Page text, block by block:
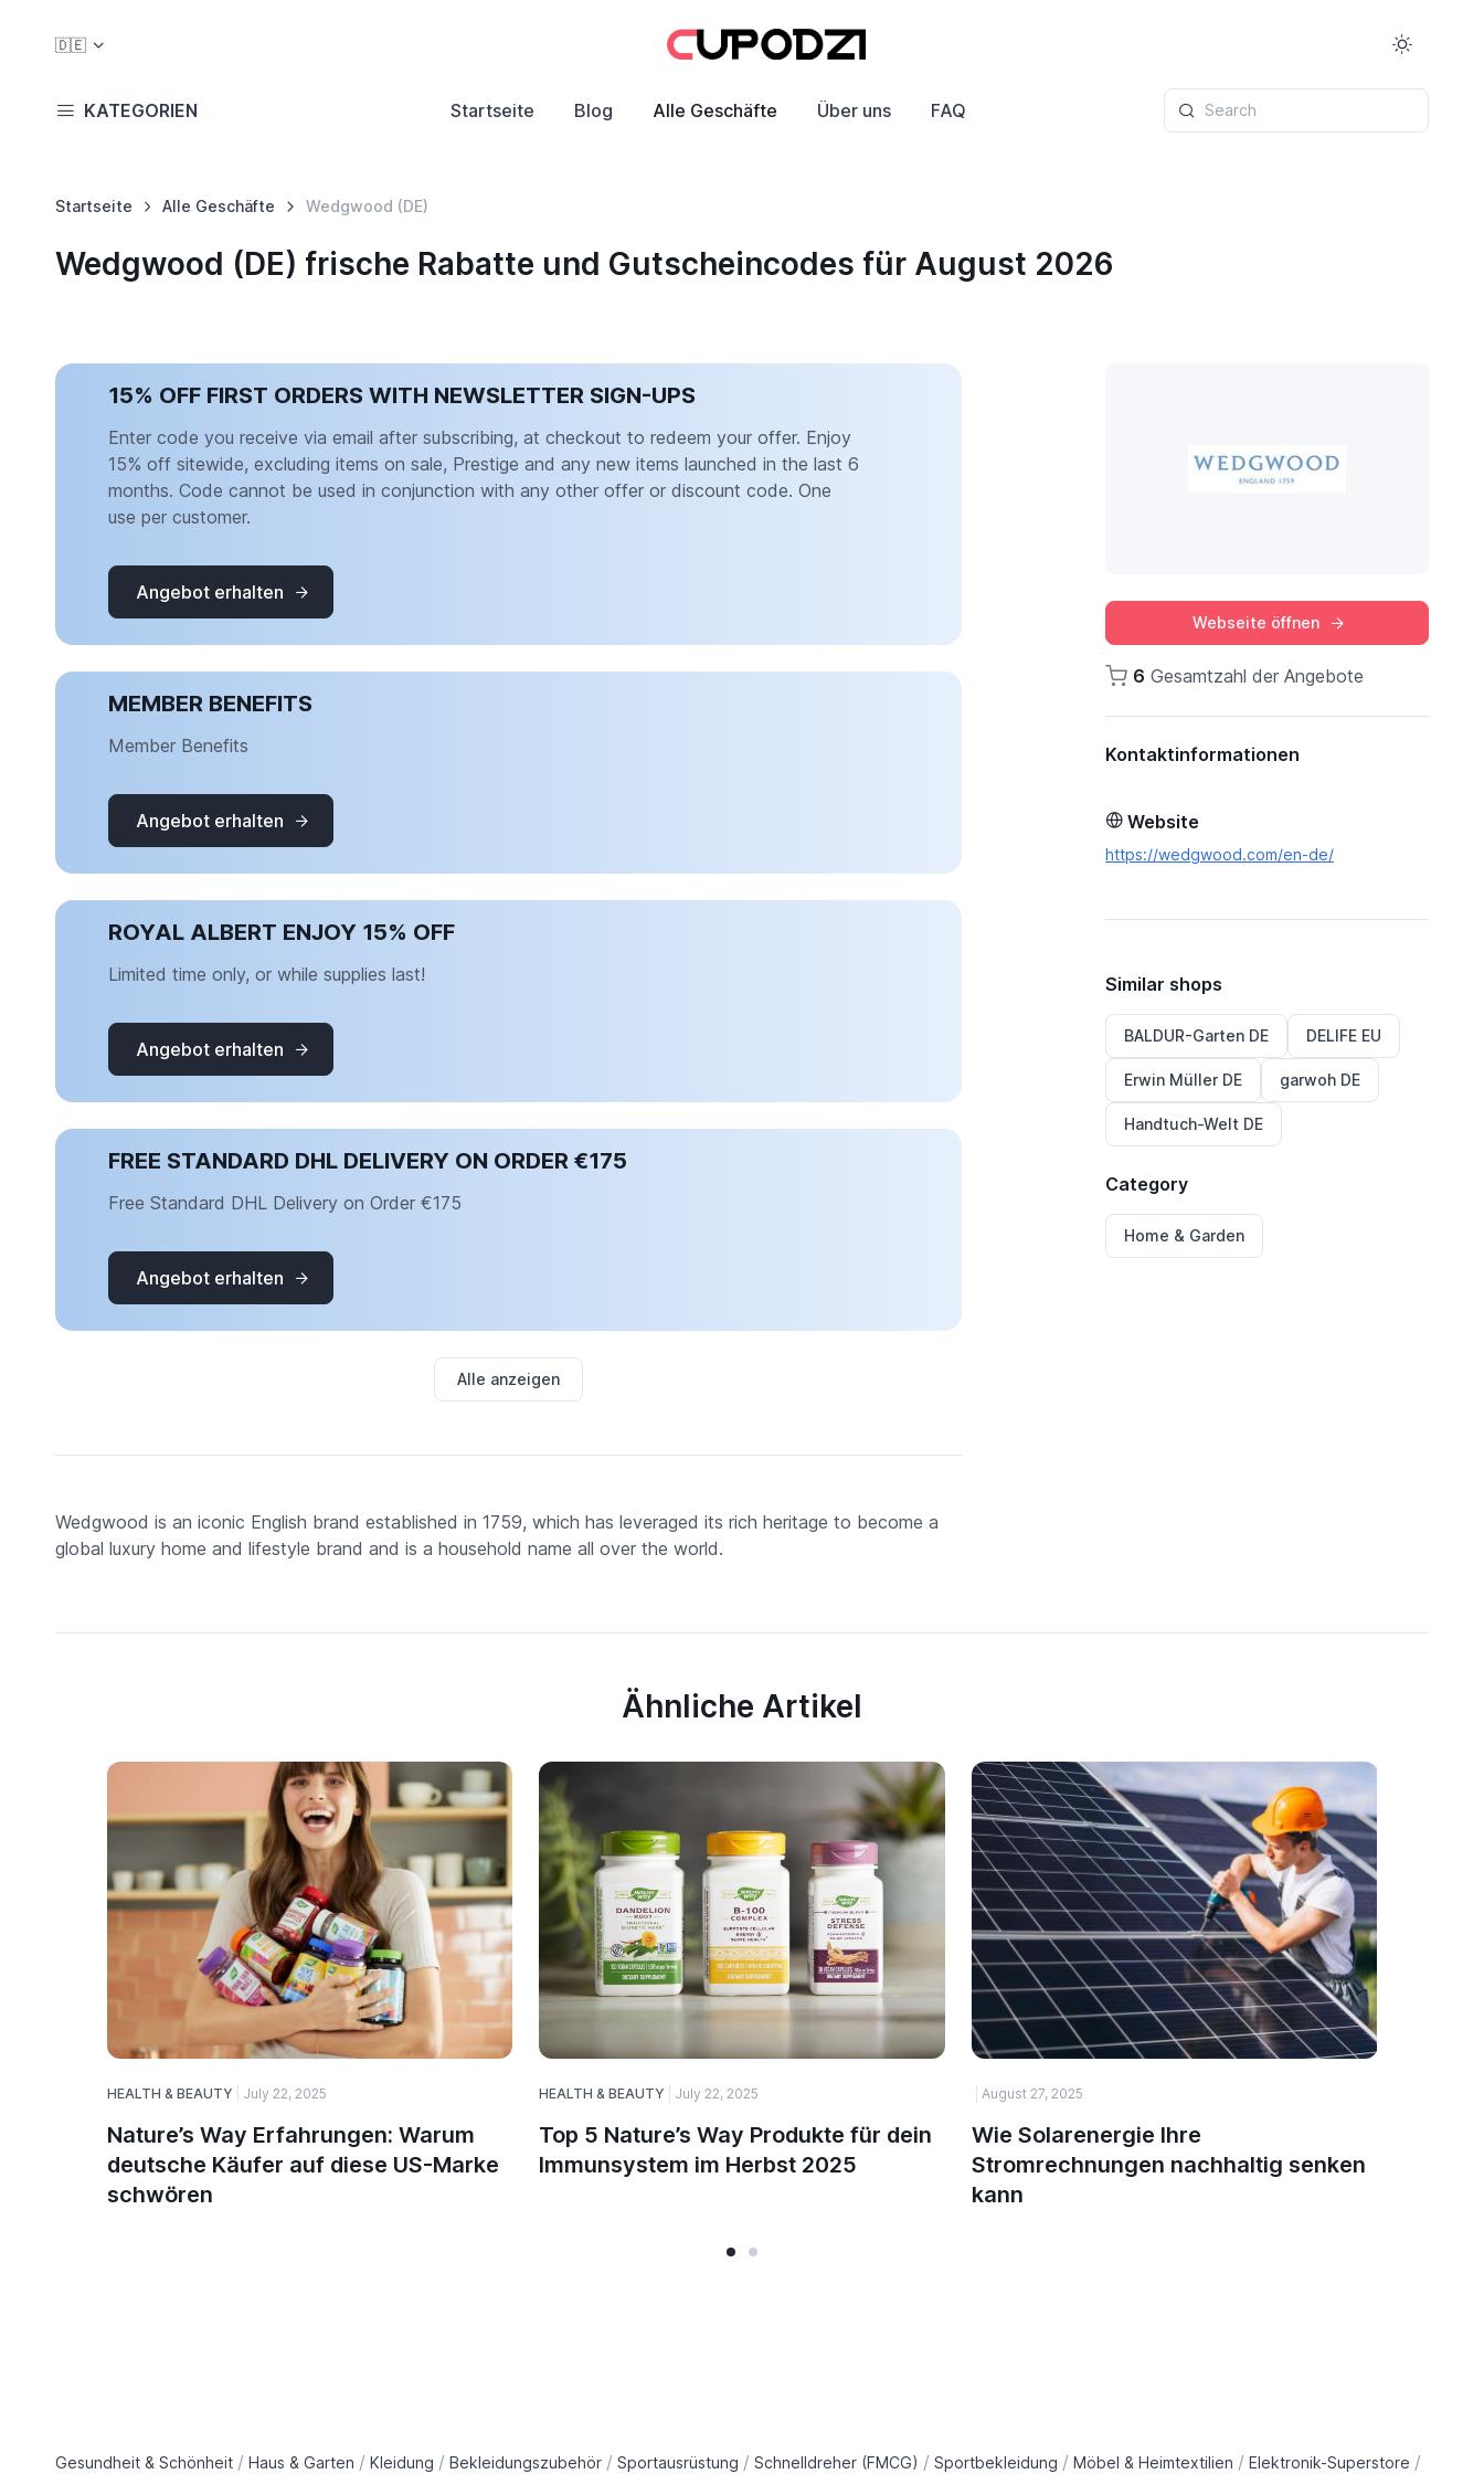
🇩🇪
KATEGORIEN Startseite Blog Alle Geschäfte Über uns FAQ Search
Startseite Alle Geschäfte Wedgwood (DE)
Wedgwood (DE) frische Rabatte und Gutscheincodes für August 2026
15% OFF FIRST ORDERS WITH NEWSLETTER SIGN-UPS
Enter code you receive via email after subscribing, at checkout to redeem your offer. Enjoy
15% off sitewide, excluding items on sale, Prestige and any new items launched in the last 6
months. Code cannot be used in conjunction with any other offer or discount code. One
use per customer.
Angebot erhalten
MEMBER BENEFITS
Member Benefits
Angebot erhalten
ROYAL ALBERT ENJOY 15% OFF
Limited time only, or while supplies last!
Angebot erhalten
FREE STANDARD DHL DELIVERY ON ORDER €175
Free Standard DHL Delivery on Order €175
Angebot erhalten
Alle anzeigen
Wedgwood is an iconic English brand established in 1759, which has leveraged its rich heritage to become a
global luxury home and lifestyle brand and is a household name all over the world.
Webseite öffnen
6 Gesamtzahl der Angebote
Kontaktinformationen
Website
https://wedgwood.com/en-de/
Similar shops
BALDUR-Garten DE DELIFE EU
Erwin Müller DE garwoh DE
Handtuch-Welt DE
Category
Home & Garden
Ähnliche Artikel
HEALTH & BEAUTY July 22, 2025
Nature’s Way Erfahrungen: Warum
deutsche Käufer auf diese US-Marke
schwören
HEALTH & BEAUTY July 22, 2025
Top 5 Nature’s Way Produkte für dein
Immunsystem im Herbst 2025
August 27, 2025
Wie Solarenergie Ihre
Stromrechnungen nachhaltig senken
kann
Gesundheit & Schönheit / Haus & Garten / Kleidung / Bekleidungszubehör / Sportausrüstung / Schnelldreher (FMCG) / Sportbekleidung / Möbel & Heimtextilien / Elektronik-Superstore /